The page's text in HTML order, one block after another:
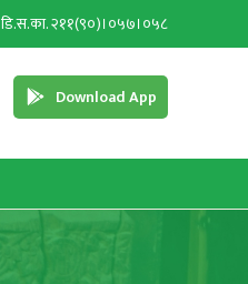
डि.स.का. २११(९०)।०५७।०५८
Download App